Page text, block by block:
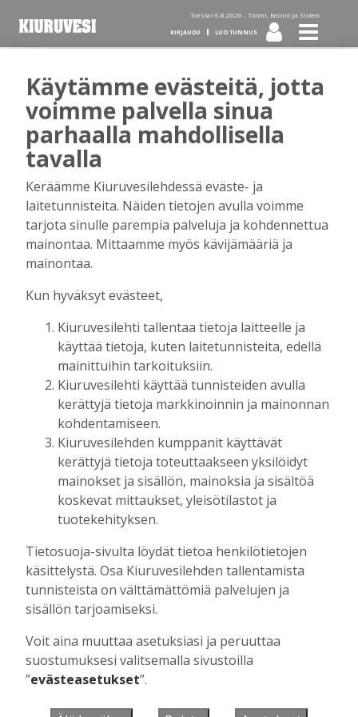
Torstai 6.8.2026 - Toimi, Keimo ja Sixten
KIRJAUDU LUO TUNNUS
Tilaa Kiuruvesi-lehti diginä
tai kotiinkannettuna!
Kirjaudu
Sähköposti
Salasana
Muista minut
Unohtuiko salasana?
se tästä.
Käyntiosoite :
Kiuruvesi Lehti oy
Niemistenkatu 4
Kiuruvesi
Käytämme evästeitä, jotta
voimme palvella sinua
parhaalla mahdollisella
tavalla
Keräämme Kiuruvesilehdessä eväste- ja
laitetunnisteita. Näiden tietojen avulla voimme
tarjota sinulle parempia palveluja ja kohdennettua
mainontaa. Mittaamme myös kävijämääriä ja
mainontaa.
Kun hyväksyt evästeet,
Kiuruvesilehti tallentaa tietoja laitteelle ja
käyttää tietoja, kuten laitetunnisteita, edellä
mainittuihin tarkoituksiin.
Kiuruvesilehti käyttää tunnisteiden avulla
kerättyjä tietoja markkinoinnin ja mainonnan
kohdentamiseen.
Kiuruvesilehden kumppanit käyttävät
kerättyjä tietoja toteuttaakseen yksilöidyt
mainokset ja sisällön, mainoksia ja sisältöä
koskevat mittaukset, yleisötilastot ja
tuotekehityksen.
Tietosuoja-sivulta löydät tietoa henkilötietojen
käsittelystä. Osa Kiuruvesilehden tallentamista
tunnisteista on välttämättömiä palvelujen ja
sisällön tarjoamiseksi.
Voit aina muuttaa asetuksiasi ja peruuttaa
suostumuksesi valitsemalla sivustoilla
”evästeasetukset”.